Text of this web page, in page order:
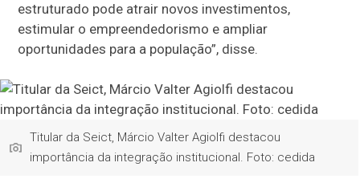
estruturado pode atrair novos investimentos,
estimular o empreendedorismo e ampliar
oportunidades para a população”, disse.
Titular da Seict, Márcio Valter Agiolfi destacou
importância da integração institucional. Foto: cedida